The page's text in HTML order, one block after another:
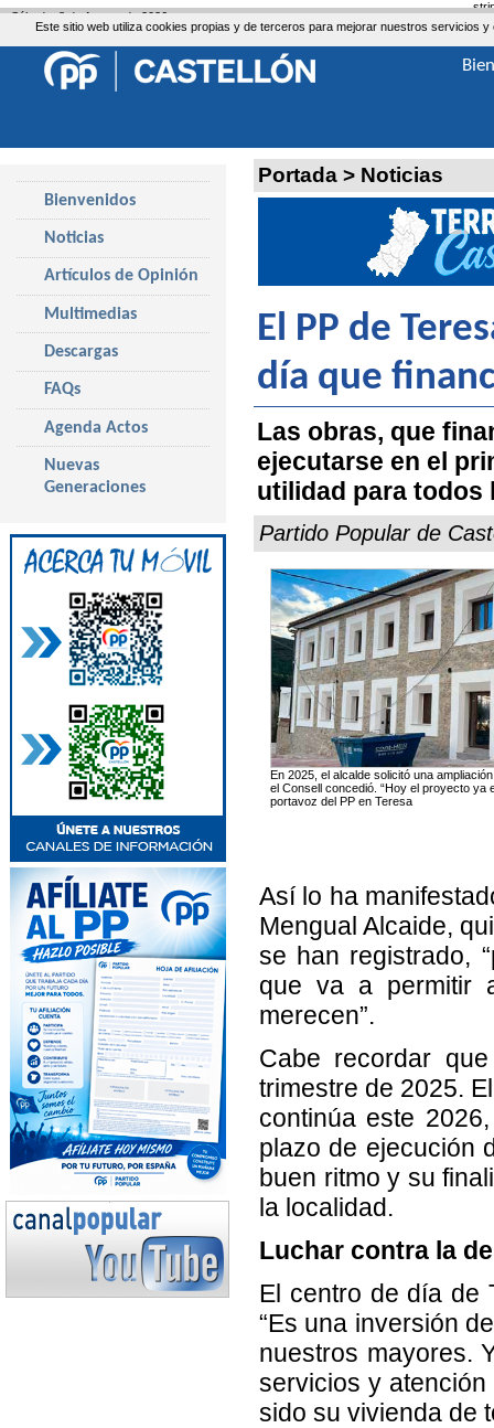
Este sitio web utiliza cookies propias y de terceros para mejorar nuestros servicios
Portada > Noticias
El PP de
día que
Las obras, que
ejecutarse en el
utilidad para todos
Partido Popular de
En 2025, el alcalde solicitó una
el Consell concedió. “Hoy el proyecto ya
portavoz del PP en Teresa
Así lo ha
Mengual Alcaide,
se han registrado,
que va a permitir
merecen”.
Cabe recordar
trimestre de 2025.
continúa este
plazo de ejecución
buen ritmo y su
la localidad.
Luchar contra la
El centro de día de
“Es una inversión
nuestros mayores.
servicios y
sido su vivienda de
Bienvenidos
Noticias
Artículos de Opinión
Multimedias
Descargas
FAQs
Agenda Actos
Nuevas
Generaciones
Sábado, 8 de Agosto de 2026